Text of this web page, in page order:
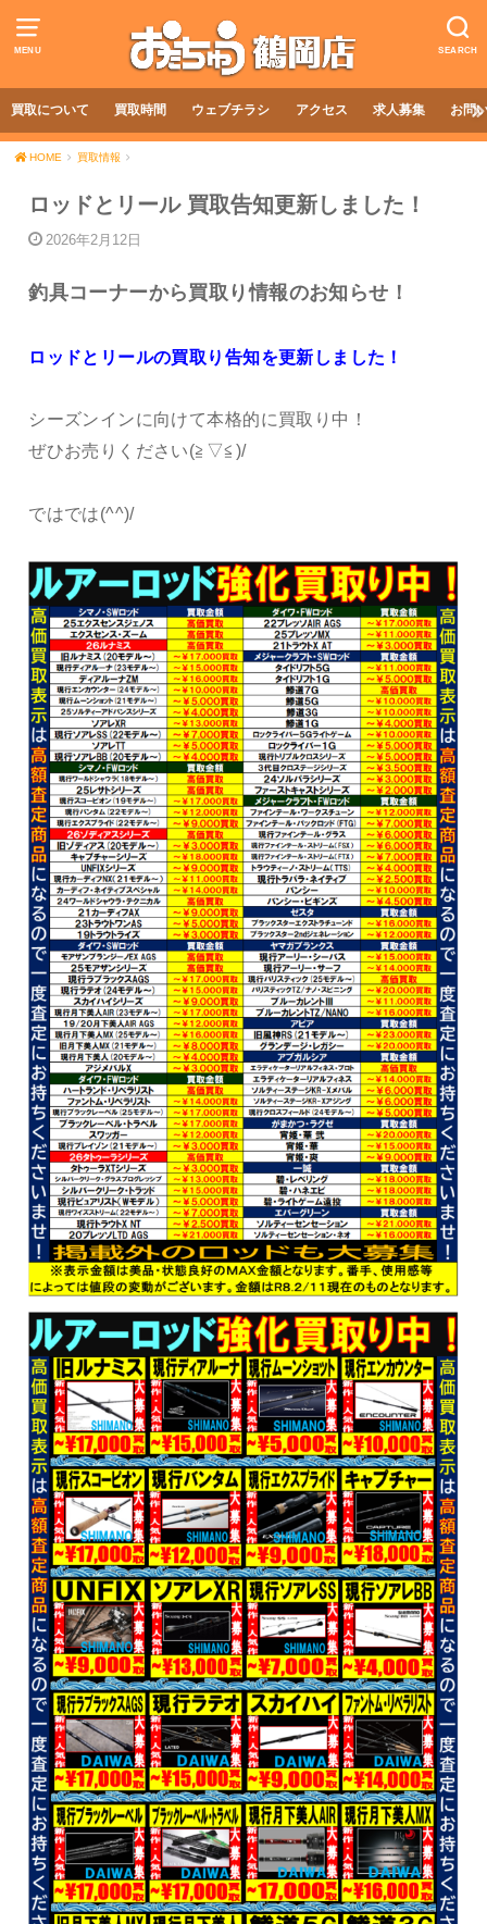
MENU SEARCH
買取について 買取時間 ウェブチラシ アクセス 求人募集 お問
HOME 買取情報
ロッドとリール 買取告知更新しました！
2026年2月12日
釣具コーナーから買取り情報のお知らせ！
ロッドとリールの買取り告知を更新しました！
シーズンインに向けて本格的に買取り中！
ぜひお売りください(≧▽≦)/
ではでは(^^)/